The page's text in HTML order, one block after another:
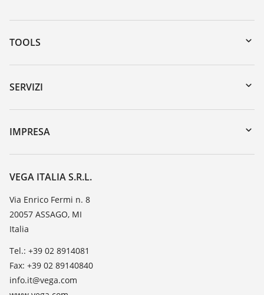
TOOLS
Downloads
Ricerca numero di serie
DTM Collection/PACTware
SERVIZI
Reso apparecchio
Seminari
TeamViewer
IMPRESA
VEGA, l'azienda
Contatto
Novità
Stampa
Blog
VEGA ITALIA S.R.L.
Via Enrico Fermi n. 8
20057 ASSAGO, MI
Italia
Tel.: +39 02 8914081
Fax: +39 02 89140840
info.it@vega.com